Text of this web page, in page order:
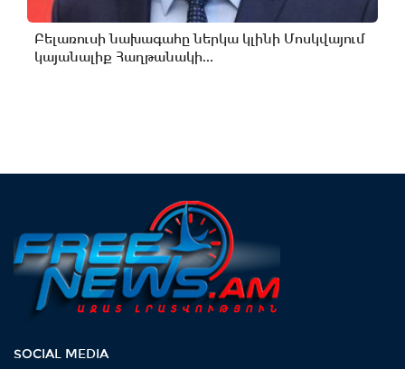
Բելառուսի նախագահը ներկա կլինի Մոսկվայում
կայանալիք Հաղթանակի...
SOCIAL MEDIA